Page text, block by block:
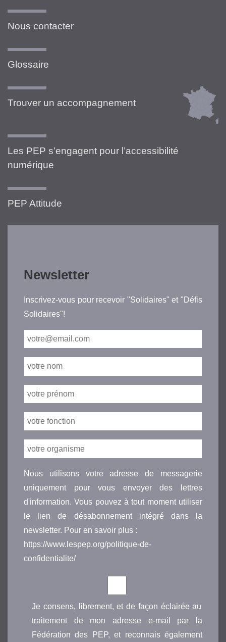
Nous contacter
Glossaire
Trouver un accompagnement
Les PEP s’engagent pour l’accessibilité
numérique
PEP Attitude
Newsletter
Inscrivez-vous pour recevoir "Solidaires" et "Défis
Solidaires"!
Nous utilisons votre adresse de messagerie
uniquement pour vous envoyer des lettres
d'information. Vous pouvez à tout moment utiliser
le lien de désabonnement intégré dans la
newsletter. Pour en savoir plus :
https://www.lespep.org/politique-de-
confidentialite/
Je consens, librement, et de façon éclairée au
traitement de mon adresse e-mail par la
Fédération des PEP, et reconnais également